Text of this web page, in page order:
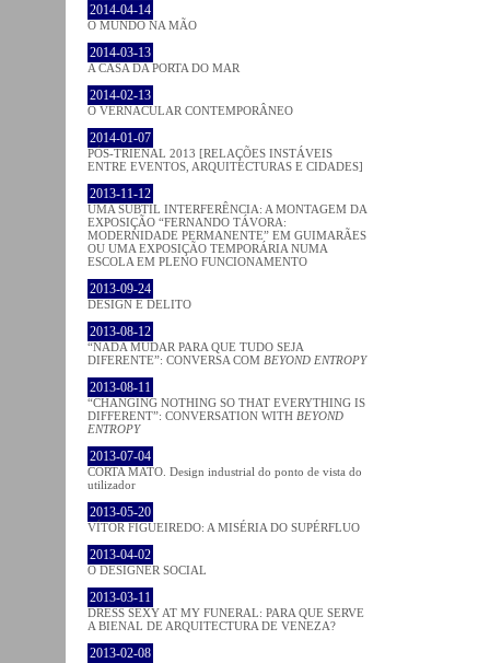
2014-04-14
O MUNDO NA MÃO
2014-03-13
A CASA DA PORTA DO MAR
2014-02-13
O VERNACULAR CONTEMPORÂNEO
2014-01-07
PÓS-TRIENAL 2013 [RELAÇÕES INSTÁVEIS
ENTRE EVENTOS, ARQUITECTURAS E CIDADES]
2013-11-12
UMA SUBTIL INTERFERÊNCIA: A MONTAGEM DA
EXPOSIÇÃO “FERNANDO TÁVORA:
MODERNIDADE PERMANENTE” EM GUIMARÃES
OU UMA EXPOSIÇÃO TEMPORÁRIA NUMA
ESCOLA EM PLENO FUNCIONAMENTO
2013-09-24
DESIGN E DELITO
2013-08-12
“NADA MUDAR PARA QUE TUDO SEJA
DIFERENTE”: CONVERSA COM BEYOND ENTROPY
2013-08-11
“CHANGING NOTHING SO THAT EVERYTHING IS
DIFFERENT”: CONVERSATION WITH BEYOND
ENTROPY
2013-07-04
CORTA MATO. Design industrial do ponto de vista do
utilizador
2013-05-20
VÍTOR FIGUEIREDO: A MISÉRIA DO SUPÉRFLUO
2013-04-02
O DESIGNER SOCIAL
2013-03-11
DRESS SEXY AT MY FUNERAL: PARA QUE SERVE
A BIENAL DE ARQUITECTURA DE VENEZA?
2013-02-08